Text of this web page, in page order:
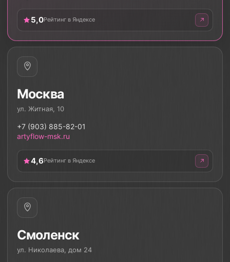
5,0Рейтинг в Яндексе
Москва
ул. Житная, 10
+7 (903) 885-82-01
artyflow-msk.ru
4,6Рейтинг в Яндексе
Смоленск
ул. Николаева, дом 24